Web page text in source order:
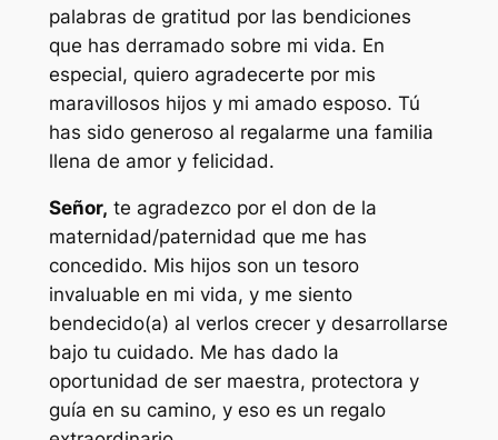
palabras de gratitud por las bendiciones
que has derramado sobre mi vida. En
especial, quiero agradecerte por mis
maravillosos hijos y mi amado esposo. Tú
has sido generoso al regalarme una familia
llena de amor y felicidad.
Señor, te agradezco por el don de la
maternidad/paternidad que me has
concedido. Mis hijos son un tesoro
invaluable en mi vida, y me siento
bendecido(a) al verlos crecer y desarrollarse
bajo tu cuidado. Me has dado la
oportunidad de ser maestra, protectora y
guía en su camino, y eso es un regalo